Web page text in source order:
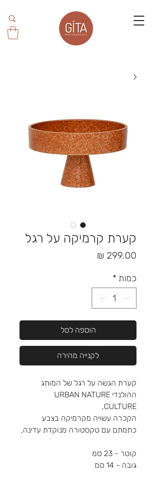
קערת קרמיקה על רגל
כמות *
הוספה לסל
לקנייה מהירה
קערת הגשה על רגל של המותג
ההולנדי URBAN NATURE
CULTURE,
הקכרה עשויה מקרמיקה בצבע
כתמתם עם טקסטורה מנוקדת עדינה,
קוטר - 23 סמ
גובה - 14 סמ